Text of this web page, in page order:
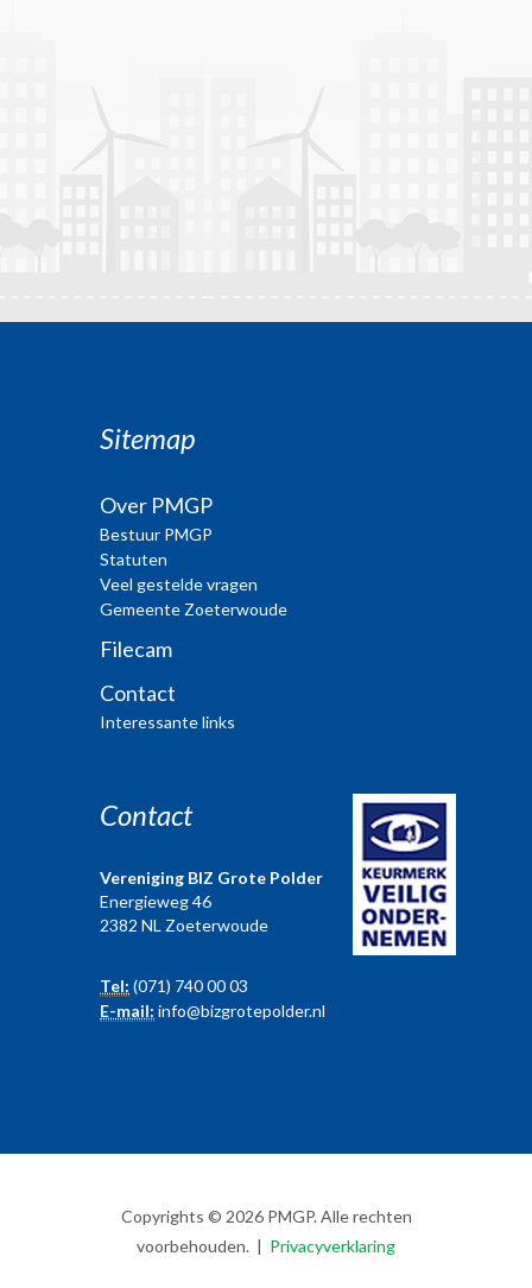
Sitemap
Over PMGP
Bestuur PMGP
Statuten
Veel gestelde vragen
Gemeente Zoeterwoude
Filecam
Contact
Interessante links
Contact
Vereniging BIZ Grote Polder
Energieweg 46
2382 NL Zoeterwoude
Tel: (071) 740 00 03
E-mail: info@bizgrotepolder.nl
Copyrights © 2026 PMGP. Alle rechten
voorbehouden. | Privacyverklaring